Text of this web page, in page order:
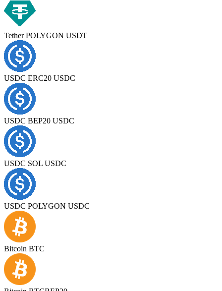
Tether POLYGON USDT
USDC ERC20 USDC
USDC BEP20 USDC
USDC SOL USDC
USDC POLYGON USDC
Bitcoin BTC